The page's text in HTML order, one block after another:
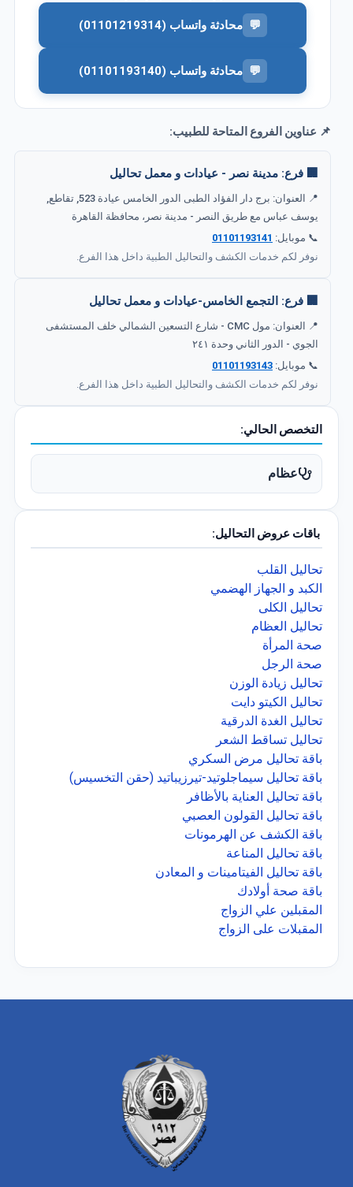
💬 محادثة واتساب (01101219314)
💬 محادثة واتساب (01101193140)
📌 عناوين الفروع المتاحة للطبيب:
🏢 فرع: مدينة نصر - عيادات و معمل تحاليل
📍 العنوان: برج دار الفؤاد الطبى الدور الخامس عيادة 523, تقاطع,
يوسف عباس مع طريق النصر - مدينة نصر، محافظة القاهرة‬
📞 موبايل: 01101193141
نوفر لكم خدمات الكشف والتحاليل الطبية داخل هذا الفرع.
🏢 فرع: التجمع الخامس-عيادات و معمل تحاليل
📍 العنوان: مول CMC - شارع التسعين الشمالي خلف المستشفى
الجوي - الدور الثاني وحدة ٢٤١
📞 موبايل: 01101193143
نوفر لكم خدمات الكشف والتحاليل الطبية داخل هذا الفرع.
التخصص الحالي:
عظام
باقات عروض التحاليل:
تحاليل القلب
الكبد و الجهاز الهضمي
تحاليل الكلى
تحاليل العظام
صحة المرأة
صحة الرجل
تحاليل زيادة الوزن
تحاليل الكيتو دايت
تحاليل الغدة الدرقية
تحاليل تساقط الشعر
باقة تحاليل مرض السكري
باقة تحاليل سيماجلوتيد-تيرزيباتيد (حقن التخسيس)
باقة تحاليل العناية بالأظافر
باقة تحاليل القولون العصبي
باقة الكشف عن الهرمونات
باقة تحاليل المناعة
باقة تحاليل الفيتامينات و المعادن
باقة صحة أولادك
المقبلين علي الزواج
المقبلات على الزواج